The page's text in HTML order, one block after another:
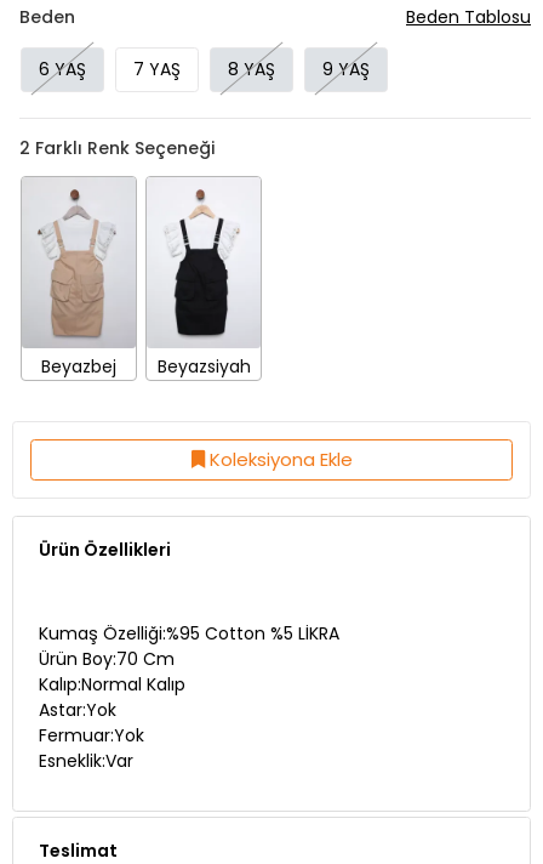
Beden
6 YAŞ 7 YAŞ 8 YAŞ 9 YAŞ
Beden Tablosu
2 Farklı Renk Seçeneği
Beyazbej Beyazsiyah
Koleksiyona Ekle
Ürün Özellikleri
Kumaş Özelliği:%95 Cotton %5 LİKRA
Ürün Boy:70 Cm
Kalıp:Normal Kalıp
Astar:Yok
Fermuar:Yok
Esneklik:Var
Teslimat